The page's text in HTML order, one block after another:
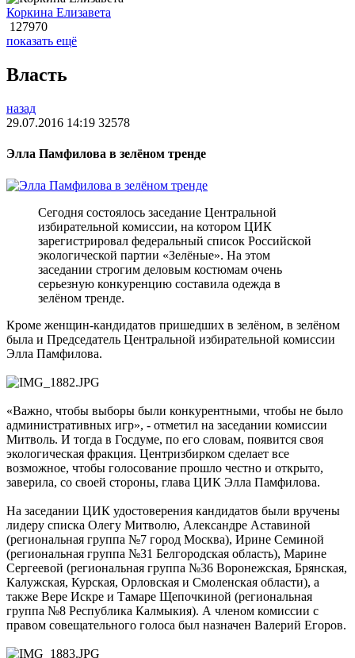
Коркина Елизавета
127970
показать ещё
Власть
назад
29.07.2016 14:19 32578
Элла Памфилова в зелёном тренде
Сегодня состоялось заседание Центральной
избирательной комиссии, на котором ЦИК
зарегистрировал федеральный список Российской
экологической партии «Зелёные». На этом
заседании строгим деловым костюмам очень
серьезную конкуренцию составила одежда в
зелёном тренде.
Кроме женщин-кандидатов пришедших в зелёном, в зелёном
была и Председатель Центральной избирательной комиссии
Элла Памфилова.
«Важно, чтобы выборы были конкурентными, чтобы не было
административных игр», - отметил на заседании комиссии
Митволь. И тогда в Госдуме, по его словам, появится своя
экологическая фракция. Центризбирком сделает все
возможное, чтобы голосование прошло честно и открыто,
заверила, со своей стороны, глава ЦИК Элла Памфилова.
На заседании ЦИК удостоверения кандидатов были вручены
лидеру списка Олегу Митволю, Александре Аставиной
(региональная группа №7 город Москва), Ирине Семиной
(региональная группа №31 Белгородская область), Марине
Сергеевой (региональная группа №36 Воронежская, Брянская,
Калужская, Курская, Орловская и Смоленская области), а
также Вере Искре и Тамаре Щепочкиной (региональная
группа №8 Республика Калмыкия). А членом комиссии с
правом совещательного голоса был назначен Валерий Егоров.